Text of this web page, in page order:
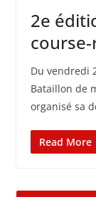
2e
Du vendredi
Bataillon de
organisé sa
Read More